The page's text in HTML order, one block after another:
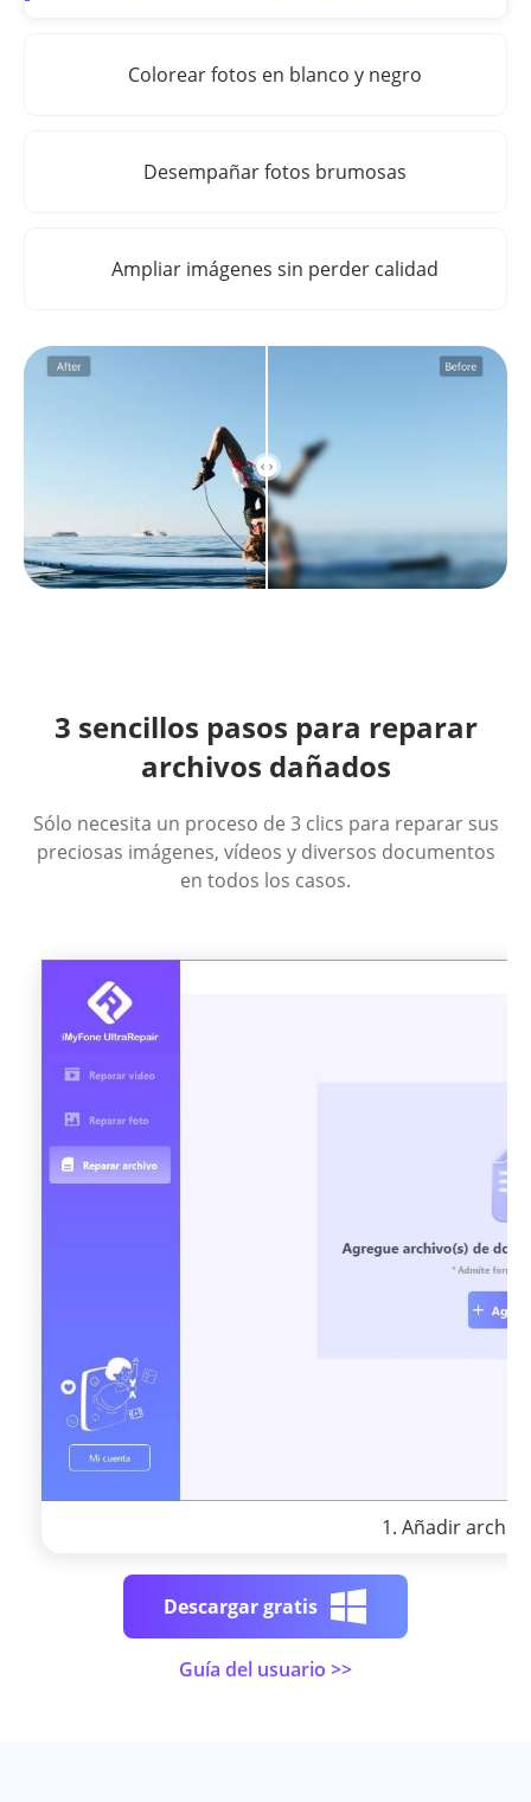
Colorear fotos en blanco y negro
Desempañar fotos brumosas
Ampliar imágenes sin perder calidad
3 sencillos pasos para reparar
archivos dañados
Sólo necesita un proceso de 3 clics para reparar sus
preciosas imágenes, vídeos y diversos documentos
en todos los casos.
1. Añadir
Descargar gratis
Guía del usuario >>